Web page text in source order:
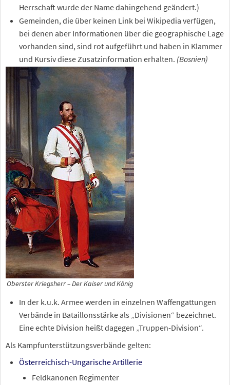
Herrschaft wurde der Name dahingehend geändert.)
Gemeinden, die über keinen Link bei Wikipedia verfügen,
bei denen aber Informationen über die geographische Lage
vorhanden sind, sind rot aufgeführt und haben in Klammer
und Kursiv diese Zusatzinformation erhalten. (Bosnien)
Oberster Kriegsherr – Der Kaiser und König
In der k.u.k. Armee werden in einzelnen Waffengattungen
Verbände in Bataillonsstärke als „Divisionen“ bezeichnet.
Eine echte Division heißt dagegen „Truppen-Division“.
Als Kampfunterstützungsverbände gelten:
Österreichisch-Ungarische Artillerie
Feldkanonen Regimenter